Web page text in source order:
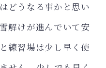
どうなる事かと思い
解けが進んでいて安
練習場は少し早く使